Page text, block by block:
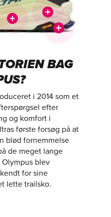
BAG
i 2014 som et
efter
og komfort i
første forsøg på at
blød fornemmelse
de meget lange
Olympus blev
for sine
lette trailsko.